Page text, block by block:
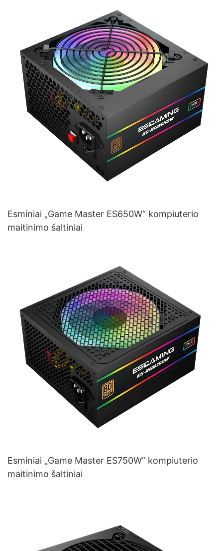
Esminiai „Game Master ES650W“ kompiuterio
maitinimo šaltiniai
Esminiai „Game Master ES750W“ kompiuterio
maitinimo šaltiniai